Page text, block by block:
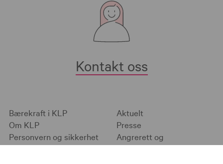
Kontakt oss
Bærekraft i KLP
Om KLP
Personvern og sikkerhet
Informasjonskapsler
Aktuelt
Presse
Angrerett og
klageadgang